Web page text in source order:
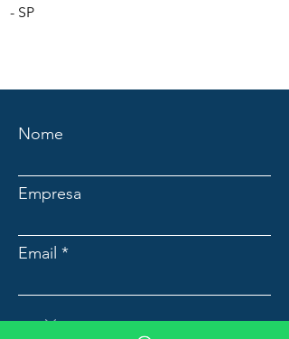
- SP
Nome
Empresa
Email